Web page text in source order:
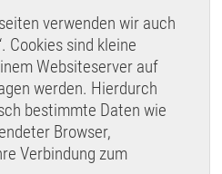
verwenden wir auch
Cookies sind kleine
Websiteserver auf
werden. Hierdurch
bestimmte Daten wie
Browser,
Verbindung zum